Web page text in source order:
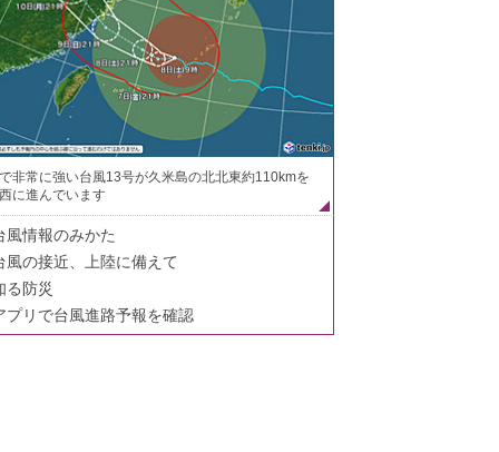
非常に強い台風13号が久米島の北北東約110kmを
に進んでいます
風情報のみかた
風の接近、上陸に備えて
る防災
プリで台風進路予報を確認